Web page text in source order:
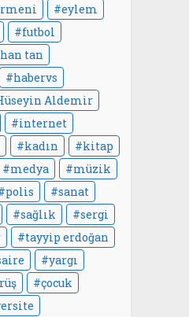
eylem
futbol
tan
habervs
Aldemir
internet
kadın
kitap
medya
müzik
polis
sanat
sağlık
sergi
tayyip erdoğan
yargı
çocuk